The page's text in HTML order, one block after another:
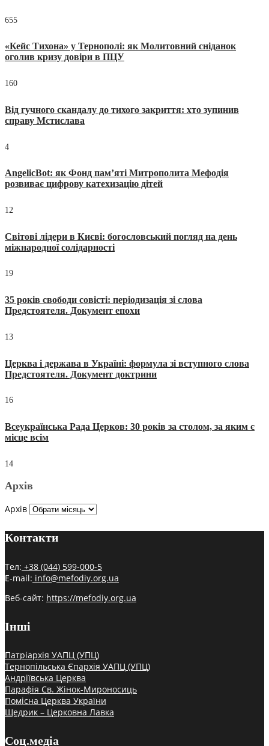
655
«Кейс Тихона» у Тернополі: як Молитовний сніданок
оголив кризу довіри в ПЦУ
160
Від гучного скандалу до тихого закриття: хто зупинив
справу Мстислава
4
AngelicBot: як Фонд пам’яті Митрополита Мефодія
розвиває цифрову катехизацію дітей
12
Світові лідери в Києві: богословський погляд на день
міжнародної солідарності
19
35 років свободи совісті: періодизація зі слова
Предстоятеля. Документ епохи
13
Церква і держава в Україні: формула зі вступного слова
Предстоятеля. Документ доктрини
16
Всеукраїнська Рада Церков: 30 років за столом, за яким є
місце всім
14
Архів
Архів
Контакти
Тел: +38 (044) 599-000-5
E-mail: info@mefodiy.org.ua
Веб-сайт: https://mefodiy.org.ua
Інші
Патріархія УАПЦ (УПЦ)
Тернопільська Єпархія УАПЦ (УПЦ)
Андріївська Церква
Парафія Св. Жінок-Мироносиць
Помісна Церква України
Щедрик – Церковна Лавка
Соц.медіа